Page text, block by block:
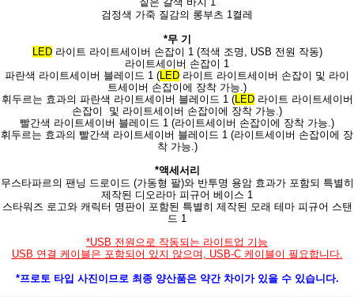
검정색 가죽 질감의 롱부츠 1켤레
*무 기
LED라이트 라이트세이버 손잡이 1 (적색 조명, USB 전원 작동)
라이트세이버 손잡이 1
파란색 라이트세이버 블레이드 1 (LED 라이트 라이트세이버 손잡이 및 라이
트세이버 손잡이에 장착 가능.)
휘두르는 효과의 파란색 라이트세이버 블레이드 1 (LED라이트 라이트세이버
손잡이 및 라이트세이버 손잡이에 장착 가능.)
빨간색 라이트세이버 블레이드 1 (라이트세이버 손잡이에 장착 가능.)
휘두르는 효과의 빨간색 라이트세이버 블레이드 1 (라이트세이버 손잡이에 장
착 가능.)
*액세서리
무스타파르의 팬닝 드로이드 (가동형 팔)와 반투명 용암 효과가 포함되 특별히
제작된 디오라마 피규어 베이스 1
스타워즈 로고와 캐릭터 명판이 포함된 특별히 제작된 모래 테마 피규어 스탠
드 1
*USB 전원으로 작동되는 라이트업 기능
USB 연결 케이블은 포함되어 있지 않으며, USB-C 케이블이 필요합니다.
*프로토 타입 사진이므로 최종 양산품은 약간 차이가 있을 수 있습니다.